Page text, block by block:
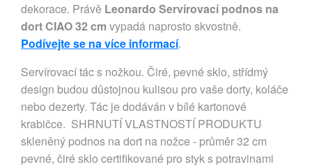
dekorace. Právě Leonardo Servírovací podnos na
dort CIAO 32 cm vypadá naprosto skvostně.
Podívejte se na více informací.
Servírovací tác s nožkou. Čiré, pevné sklo, střídmý
design budou důstojnou kulisou pro vaše dorty, koláče
nebo dezerty. Tác je dodáván v bílé kartonové
krabičce. SHRNUTÍ VLASTNOSTÍ PRODUKTU
skleněný podnos na dort na nožce - průměr 32 cm
pevné, čiré sklo certifikované pro styk s potravinami